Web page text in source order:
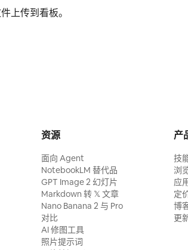
上传到看板。
资源
面向 Agent
NotebookLM 替代品
GPT Image 2 幻灯片
Markdown 转 𝕏 文章
Nano Banana 2 与 Pro
对比
AI 修图工具
照片提示词
产
技
浏
应
定
博
更